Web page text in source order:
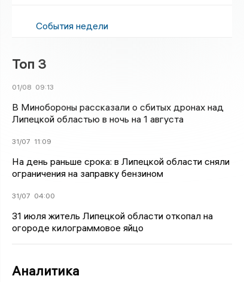
События недели
Топ 3
01/08 09:13
В Минобороны рассказали о сбитых дронах над
Липецкой областью в ночь на 1 августа
31/07 11:09
На день раньше срока: в Липецкой области сняли
ограничения на заправку бензином
31/07 04:00
31 июля житель Липецкой области откопал на
огороде килограммовое яйцо
Аналитика